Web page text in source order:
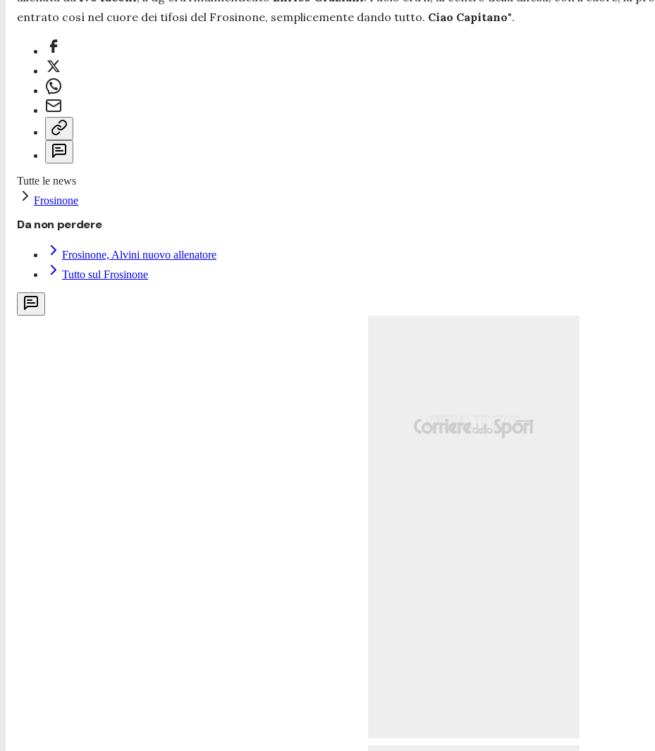
entrato così nel cuore dei tifosi del Frosinone, semplicemente dando tutto. Ciao Capitano".
Tutte le news
Frosinone
Da non perdere
Frosinone, Alvini nuovo allenatore
Tutto sul Frosinone